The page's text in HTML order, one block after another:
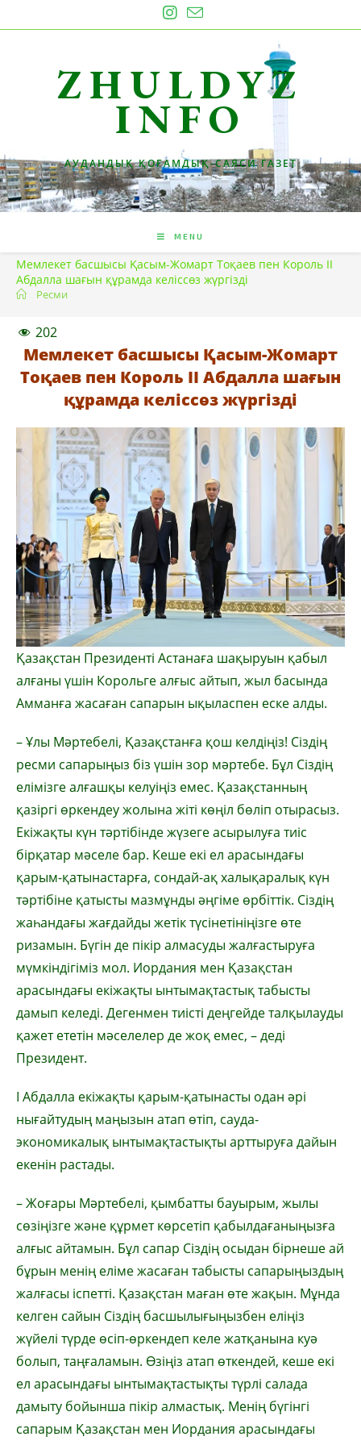
to
ZHULDYZ
INFO
АУДАНДЫҚ ҚОҒАМДЫҚ-САЯСИ ГАЗЕТ
MENU
Мемлекет басшысы Қасым-Жомарт Тоқаев пен Король ІІ
Абдалла шағын құрамда келіссөз жүргізді
Ресми
202
Мемлекет басшысы Қасым-Жомарт
Тоқаев пен Король ІІ Абдалла шағын
құрамда келіссөз жүргізді
Қазақстан Президенті Астанаға шақыруын қабыл
алғаны үшін Корольге алғыс айтып, жыл басында
Амманға жасаған сапарын ықыласпен еске алды.
– Ұлы Мәртебелі, Қазақстанға қош келдіңіз! Сіздің
ресми сапарыңыз біз үшін зор мәртебе. Бұл Сіздің
елімізге алғашқы келуіңіз емес. Қазақстанның
қазіргі өркендеу жолына жіті көңіл бөліп отырасыз.
Екіжақты күн тәртібінде жүзеге асырылуға тиіс
бірқатар мәселе бар. Кеше екі ел арасындағы
қарым-қатынастарға, сондай-ақ халықаралық күн
тәртібіне қатысты мазмұнды әңгіме өрбіттік. Сіздің
жаһандағы жағдайды жетік түсінетініңізге өте
ризамын. Бүгін де пікір алмасуды жалғастыруға
мүмкіндігіміз мол. Иордания мен Қазақстан
арасындағы екіжақты ынтымақтастық табысты
дамып келеді. Дегенмен тиісті деңгейде талқылауды
қажет ететін мәселелер де жоқ емес, – деді
Президент.
І Абдалла екіжақты қарым-қатынасты одан әрі
нығайтудың маңызын атап өтіп, сауда-
экономикалық ынтымақтастықты арттыруға дайын
екенін растады.
– Жоғары Мәртебелі, қымбатты бауырым, жылы
сөзіңізге және құрмет көрсетіп қабылдағаныңызға
алғыс айтамын. Бұл сапар Сіздің осыдан бірнеше ай
бұрын менің еліме жасаған табысты сапарыңыздың
жалғасы іспетті. Қазақстан маған өте жақын. Мұнда
келген сайын Сіздің басшылығыңызбен еліңіз
жүйелі түрде өсіп-өркендеп келе жатқанына куә
болып, таңғаламын. Өзіңіз атап өткендей, кеше екі
ел арасындағы ынтымақтастықты түрлі салада
дамыту бойынша пікір алмастық. Менің бүгінгі
сапарым Қазақстан мен Иордания арасындағы